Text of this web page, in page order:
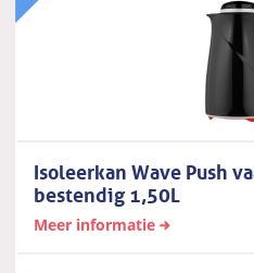
Isoleerkan Wave Push
bestendig 1,50L
Meer informatie